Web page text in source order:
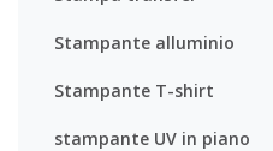
Stampante alluminio
Stampante T-shirt
stampante UV in piano